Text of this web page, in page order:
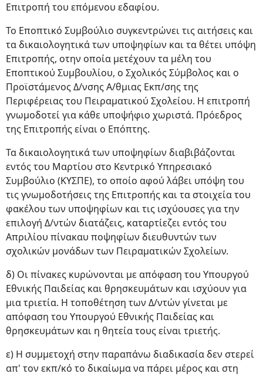
Επιτροπή του επόμενου εδαφίου.
Το Εποπτικό Συμβούλιο συγκεντρώνει τις αιτήσεις και
τα δικαιολογητικά των υποψηφίων και τα θέτει υπόψη
Επιτροπής, οτην οποία μετέχουν τα μέλη του
Εποπτικού Συμβουλίου, ο Σχολικός Σύμβολος και ο
Προϊστάμενος Δ/νσης Α/θμιας Εκπ/σης της
Περιφέρειας του Πειραματικού Σχολείου. Η επιτροπή
γνωμοδοτεί για κάθε υποψήφιο χωριστά. Πρόεδρος
της Επιτροπής είναι ο Επόπτης.
Τα δικαιολογητικά των υποψηφίων διαβιβάζονται
εντός του Μαρτίου στο Κεντρικό Υπηρεσιακό
Συμβούλιο (ΚΥΣΠΕ), το οποίο αφού λάβει υπόψη του
τις γνωμοδοτήσεις της Επιτροπής και τα στοιχεία του
φακέλου των υποψηφίων και τις ισχύουσες για την
επιλογή Δ/ντών διατάζεις, καταρτίεζει εντός του
Απριλίου πίνακαυ ποψηφίων διευθυντών των
σχολικών μονάδων των Πειραματικών Σχολείων.
δ) Οι πίνακες κυρώνονται με απόφαση του Υπουργού
Εθνικής Παιδείας και θρησκευμάτων και ισχύουν για
μια τριετία. Η τοποθέτηση των Δ/ντών γίνεται με
απόφαση του Υπουργού Εθνικής Παιδείας και
θρησκευμάτων και η θητεία τους είναι τριετής.
ε) Η συμμετοχή στην παραπάνω διαδικασία δεν στερεί
απ' τον εκπ/κό το δικαίωμα να πάρει μέρος και στη